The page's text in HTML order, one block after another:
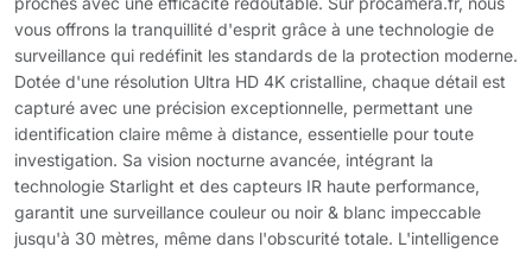
vous offrons la tranquillité d'esprit grâce à une technologie de
surveillance qui redéfinit les standards de la protection moderne.
Dotée d'une résolution Ultra HD 4K cristalline, chaque détail est
capturé avec une précision exceptionnelle, permettant une
identification claire même à distance, essentielle pour toute
investigation. Sa vision nocturne avancée, intégrant la
technologie Starlight et des capteurs IR haute performance,
garantit une surveillance couleur ou noir & blanc impeccable
jusqu'à 30 mètres, même dans l'obscurité totale. L'intelligence